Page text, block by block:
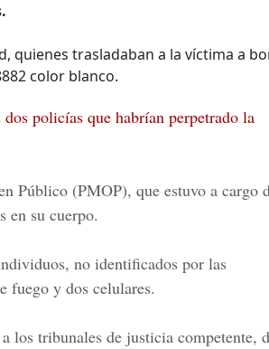
quienes trasladaban a la víctima a
color blanco.
policías que habrían perpetrado la
Público (PMOP), que estuvo a cargo
en su cuerpo.
no identificados por las
fuego y dos celulares.
los tribunales de justicia competente,